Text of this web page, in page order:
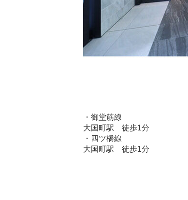
・御堂筋線
大国町駅 徒歩1分
・四ツ橋線
大国町駅 徒歩1分